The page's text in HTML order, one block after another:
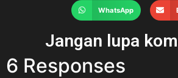
WhatsApp
Jangan lupa
6 Responses